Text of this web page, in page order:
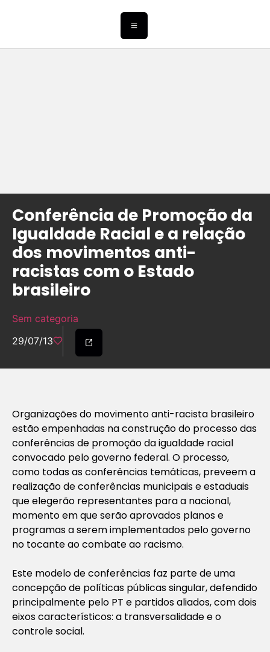
Conferência de Promoção da
Igualdade Racial e a relação
dos movimentos anti-
racistas com o Estado
brasileiro
Sem categoria
29/07/13
Organizações do movimento anti-racista brasileiro
estão empenhadas na construção do processo das
conferências de promoção da igualdade racial
convocado pelo governo federal. O processo,
como todas as conferências temáticas, preveem a
realização de conferências municipais e estaduais
que elegerão representantes para a nacional,
momento em que serão aprovados planos e
programas a serem implementados pelo governo
no tocante ao combate ao racismo.
Este modelo de conferências faz parte de uma
concepção de políticas públicas singular, defendido
principalmente pelo PT e partidos aliados, com dois
eixos característicos: a transversalidade e o
controle social.